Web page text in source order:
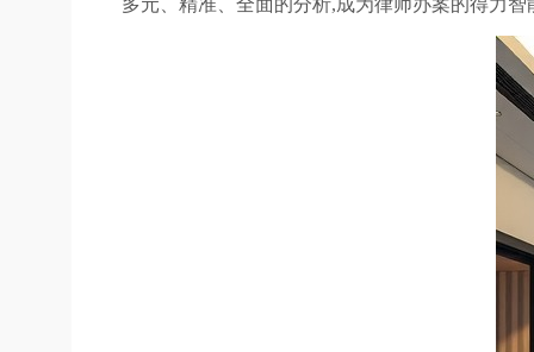
多元、精准、全面的分析,成为律师办案的得力智